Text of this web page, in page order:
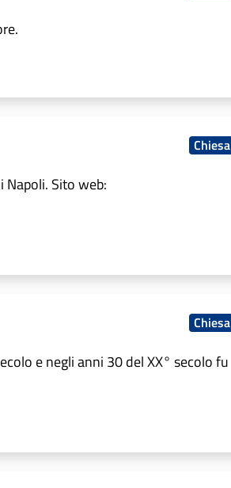
Chiesa
Napoli. Sito web:
Chiesa
e negli anni 30 del XX° secolo fu